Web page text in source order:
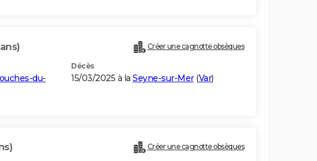
Créer une cagnotte obsèques
du-
Décès
15/03/2025 à la Seyne-sur-Mer(Var)
Créer une cagnotte obsèques